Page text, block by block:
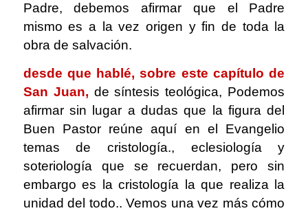
Padre, debemos afirmar que el Padre
mismo es a la vez origen y fin de toda la
obra de salvación.
desde que hablé, sobre este capítulo de
San Juan, de síntesis teológica, Podemos
afirmar sin lugar a dudas que la figura del
Buen Pastor reúne aquí en el Evangelio
temas de cristología., eclesiología y
soteriología que se recuerdan, pero sin
embargo es la cristología la que realiza la
unidad del todo.. Vemos una vez más cómo